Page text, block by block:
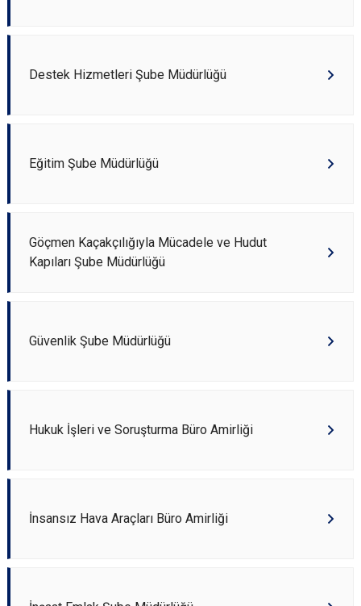
Destek Hizmetleri Şube Müdürlüğü
Eğitim Şube Müdürlüğü
Göçmen Kaçakçılığıyla Mücadele ve Hudut
Kapıları Şube Müdürlüğü
Güvenlik Şube Müdürlüğü
Hukuk İşleri ve Soruşturma Büro Amirliği
İnsansız Hava Araçları Büro Amirliği